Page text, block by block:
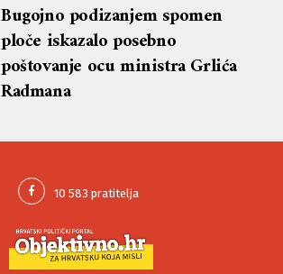
Bugojno podizanjem spomen
ploče iskazalo posebno
poštovanje ocu ministra Grlića
Radmana